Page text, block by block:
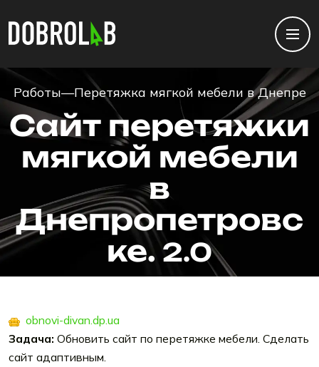
Работы—Перетяжка мягкой мебели в Днепре
Сайт перетяжки
мягкой мебели
в
Днепропетровс
ке.2.0
obnovi-divan.dp.ua
Задача: Обновить сайт по перетяжке мебели. Сделать
сайт адаптивным.